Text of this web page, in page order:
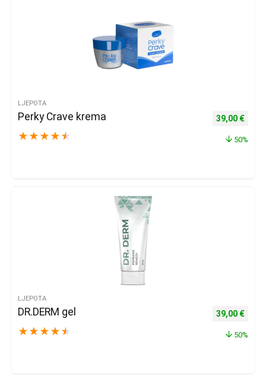
LJEPOTA
Perky Crave krema
★ ★ ★ ★ ★
Izvorna
39,00 €
50%
LJEPOTA
DR.DERM gel
★ ★ ★ ★ ★
Izvorna
39,00 €
50%